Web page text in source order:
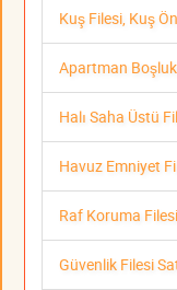
Kuş Filesi, Kuş
Apartman
Halı Saha Üstü
Havuz Emniyet
Raf Koruma Filesi
Güvenlik Filesi